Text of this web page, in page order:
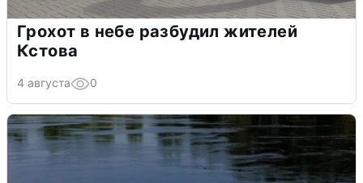
Грохот в небе разбудил жителей
Кстова
4 августа 0